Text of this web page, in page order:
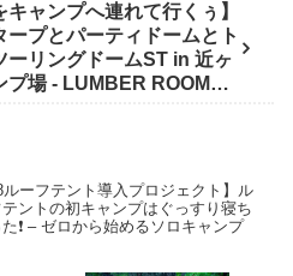
ンプ道具 - キャンプどうで
キャンプへ連れて行くぅ】
ープとパーティドームとト
リングドームST in 近ヶ
プ場 - LUMBER ROOM
ルーフテント導入プロジェクト】ル
テントの初キャンプはぐっすり寝ち
た❗️ – ゼロから始めるソロキャンプ